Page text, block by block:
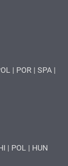
| POR | SPA |
| POL | HUN